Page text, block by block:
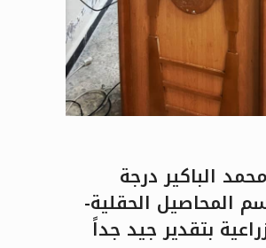
الباكير درجة
المحاصيل الحقلية-
بتقدير جيد جداً